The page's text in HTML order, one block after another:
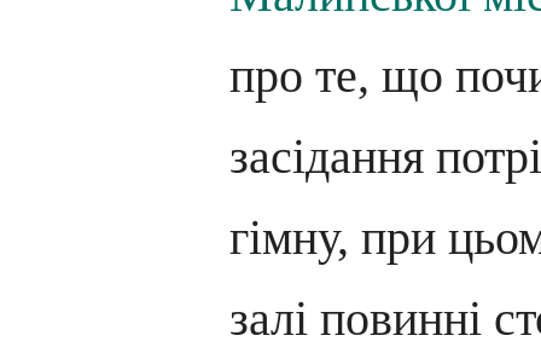
про те, що
засідання
гімну, при
залі повинні